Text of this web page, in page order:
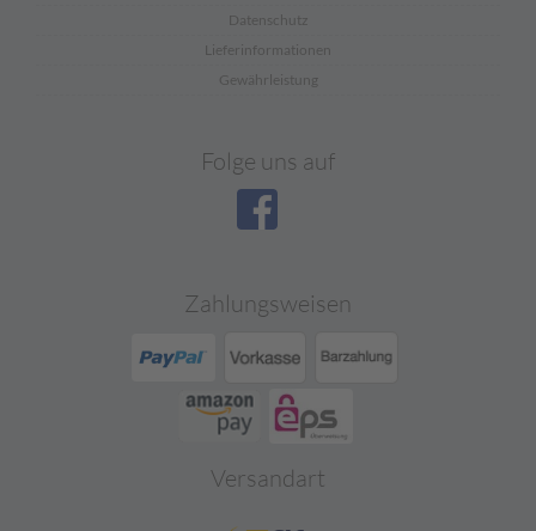
Datenschutz
Lieferinformationen
Gewährleistung
Folge uns auf
Zahlungsweisen
Versandart